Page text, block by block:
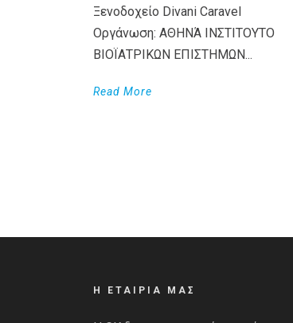
Ξενοδοχείο Divani Caravel
Οργάνωση: ΑΘΗΝΆ ΙΝΣΤΙΤΟΥΤΟ
ΒΙΟΪΑΤΡΙΚΩΝ ΕΠΙΣΤΗΜΩΝ...
Read More
Η ΕΤΑΙΡΙΑ ΜΑΣ